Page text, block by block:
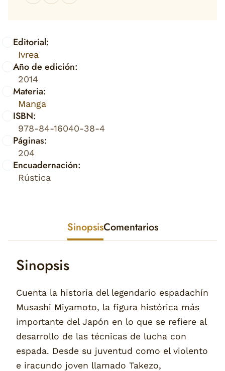
Editorial:
Ivrea
Año de edición:
2014
Materia:
Manga
ISBN:
978-84-16040-38-4
Páginas:
204
Encuadernación:
Rústica
SinopsisComentarios
Sinopsis
Cuenta la historia del legendario espadachín
Musashi Miyamoto, la figura histórica más
importante del Japón en lo que se refiere al
desarrollo de las técnicas de lucha con
espada. Desde su juventud como el violento
e iracundo joven llamado Takezo,